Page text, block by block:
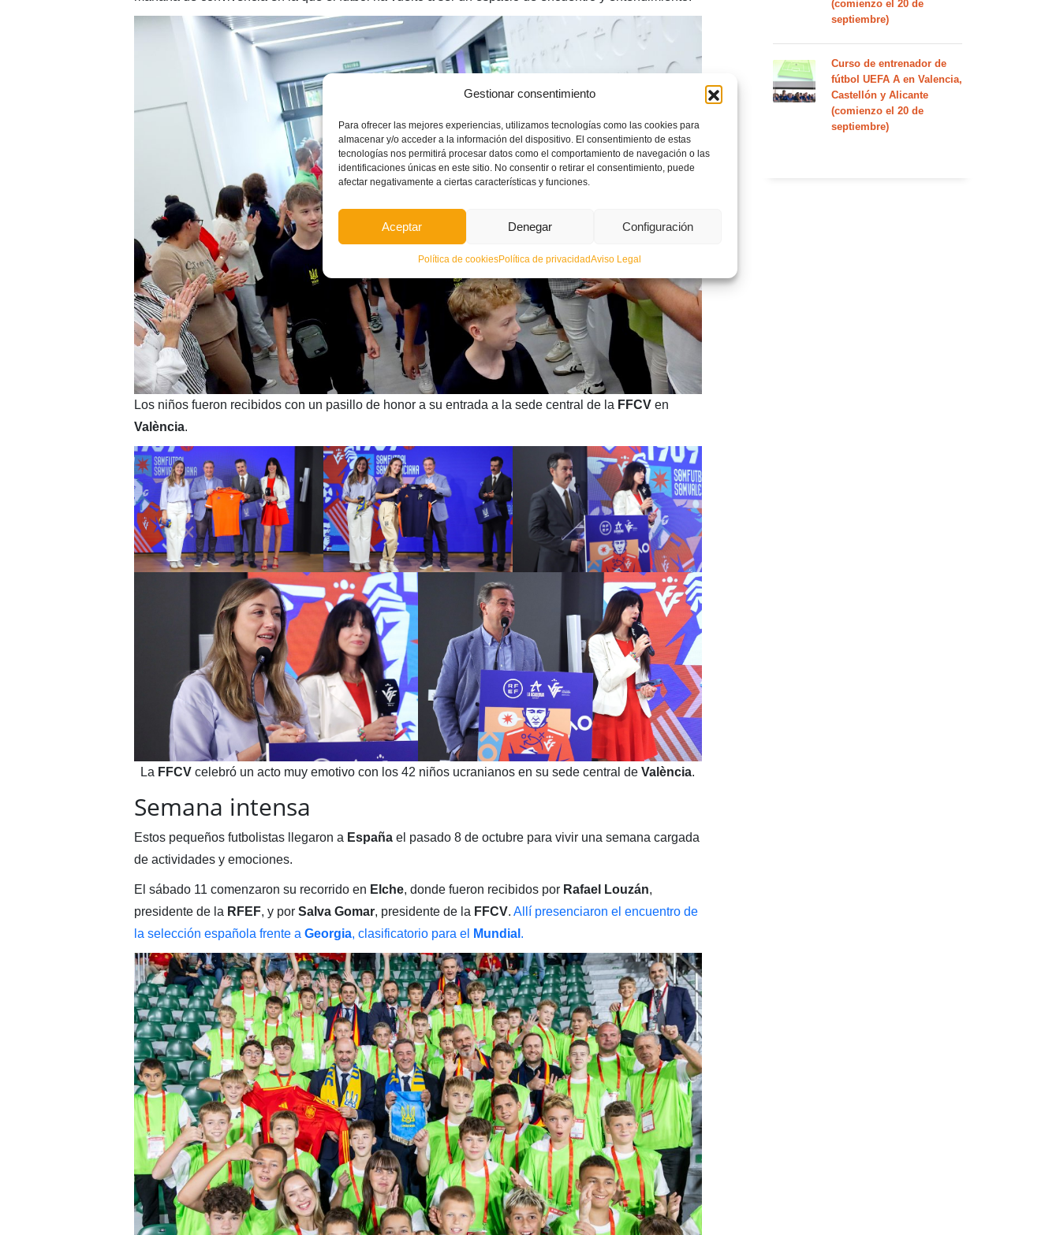
Gestionar consentimiento
Para ofrecer las mejores experiencias, utilizamos tecnologías como las cookies para
almacenar y/o acceder a la información del dispositivo. El consentimiento de estas
tecnologías nos permitirá procesar datos como el comportamiento de navegación o las
identificaciones únicas en este sitio. No consentir o retirar el consentimiento, puede
afectar negativamente a ciertas características y funciones.
Aceptar Denegar Configuración
Política de cookiesPolítica de privacidadAviso Legal
Los niños fueron recibidos con un pasillo de honor a su entrada a la sede central de la FFCVen
València.
La FFCV celebró un acto muy emotivo con los 42 niños ucranianos en su sede central de València.
Semana intensa
Estos pequeños futbolistas llegaron a Españael pasado 8 de octubre para vivir una semana cargada
de actividades y emociones.
El sábado 11 comenzaron su recorrido en Elche, donde fueron recibidos por Rafael Louzán,
presidente de la RFEF, y por Salva Gomar, presidente de la FFCV. Allí presenciaron el encuentro de
la selección española frente a Georgia, clasificatorio para el Mundial .
(comienzo el 20 de
septiembre)
Curso de entrenador de
fútbol UEFA A en Valencia,
Castellón y Alicante
(comienzo el 20 de
septiembre)